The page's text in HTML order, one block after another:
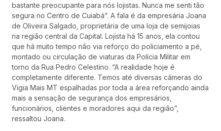
bastante preocupante para nós lojistas. Nunca me senti tão
segura no Centro de Cuiabá”. A fala é da empresária Joana
de Oliveira Salgado, proprietária de uma loja de semijoias
na região central da Capital. Lojista há 15 anos, ela contou
que há muito tempo não via reforço do policiamento a pé,
montado ou circulação de viaturas da Polícia Militar em
torno da Rua Pedro Celestino. “A realidade hoje é
completamente diferente. Temos até diversas câmeras do
Vigia Mais MT espalhadas por toda a área reforçando ainda
mais a sensação de segurança dos empresários,
funcionários, clientes e moradores aqui da região”,
ressaltou Joana.